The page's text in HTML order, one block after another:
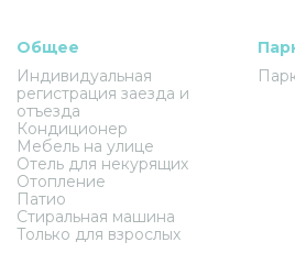
Общее
Индивидуальная
регистрация заезда и
отъезда
Кондиционер
Мебель на улице
Отель для некурящих
Отопление
Патио
Стиральная машина
Только для взрослых